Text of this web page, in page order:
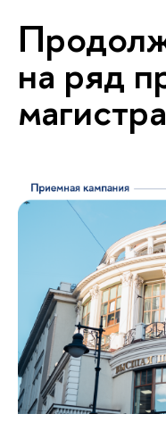
на ряд